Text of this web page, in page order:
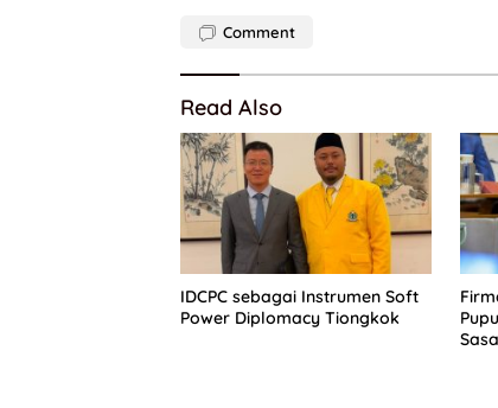
Comment
Read Also
IDCPC sebagai Instrumen Soft
Power Diplomacy Tiongkok